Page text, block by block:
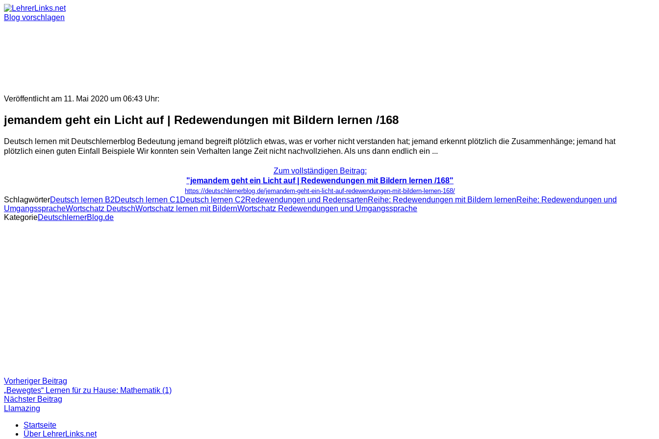
Skip
to
Blog vorschlagen
Veröffentlicht am 11. Mai 2020 um 06:43 Uhr:
jemandem geht ein Licht auf | Redewendungen mit Bildern lernen /168
Deutsch lernen mit Deutschlernerblog Bedeutung jemand begreift plötzlich etwas, was er vorher nicht verstanden hat; jemand erkennt plötzlich die Zusammenhänge; jemand hat
plötzlich einen guten Einfall Beispiele Wir konnten sein Verhalten lange Zeit nicht nachvollziehen. Als uns dann endlich ein ...
Zum vollständigen Beitrag:
"jemandem geht ein Licht auf | Redewendungen mit Bildern lernen /168"
https://deutschlernerblog.de/jemandem-geht-ein-licht-auf-redewendungen-mit-bildern-lernen-168/
SchlagwörterDeutsch lernen B2Deutsch lernen C1Deutsch lernen C2Redewendungen und RedensartenReihe: Redewendungen mit Bildern lernenReihe: Redewendungen und
UmgangsspracheWortschatz DeutschWortschatz lernen mit BildernWortschatz Redewendungen und Umgangssprache
KategorieDeutschlernerBlog.de
Beitragsnavigation
Vorheriger Beitrag
Beitrag:
„Bewegtes“ Lernen für zu Hause: Mathematik (1)
Nächster Beitrag
Llamazing
Startseite
Über LehrerLinks.net